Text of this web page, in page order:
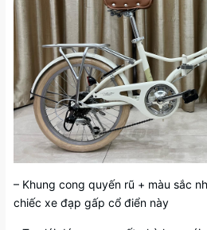
– Khung cong quyến rũ + màu sắc
chiếc xe đạp gấp cổ điển này